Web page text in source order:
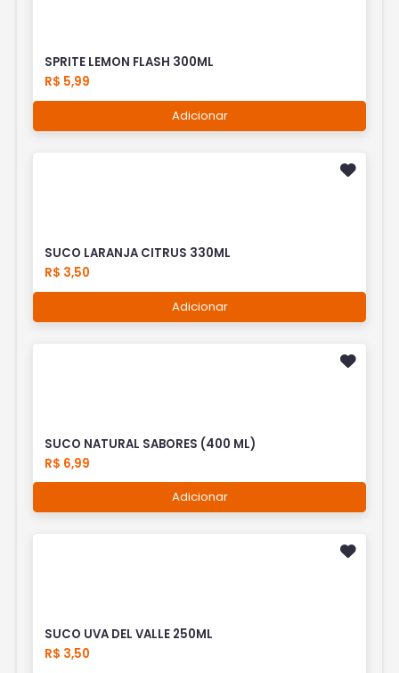
SPRITE LEMON FLASH 300ML
R$ 5,99
Adicionar
SUCO LARANJA CITRUS 330ML
R$ 3,50
Adicionar
SUCO NATURAL SABORES (400 ML)
R$ 6,99
Adicionar
SUCO UVA DEL VALLE 250ML
R$ 3,50